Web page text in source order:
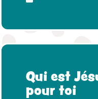
Qui est
pour toi